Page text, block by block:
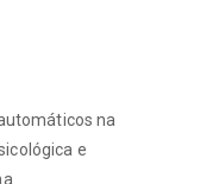
na
e